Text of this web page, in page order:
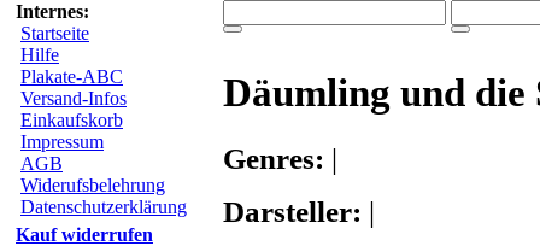
Internes:
Startseite
Hilfe
Plakate-ABC
Versand-Infos
Einkaufskorb
Impressum
AGB
Widerufsbelehrung
Datenschutzerklärung
Kauf widerrufen
Däumling und die
Genres: |
Darsteller: |